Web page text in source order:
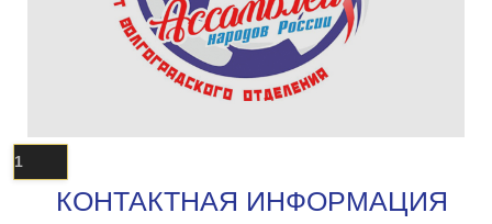
1
КОНТАКТНАЯ ИНФОРМАЦИЯ